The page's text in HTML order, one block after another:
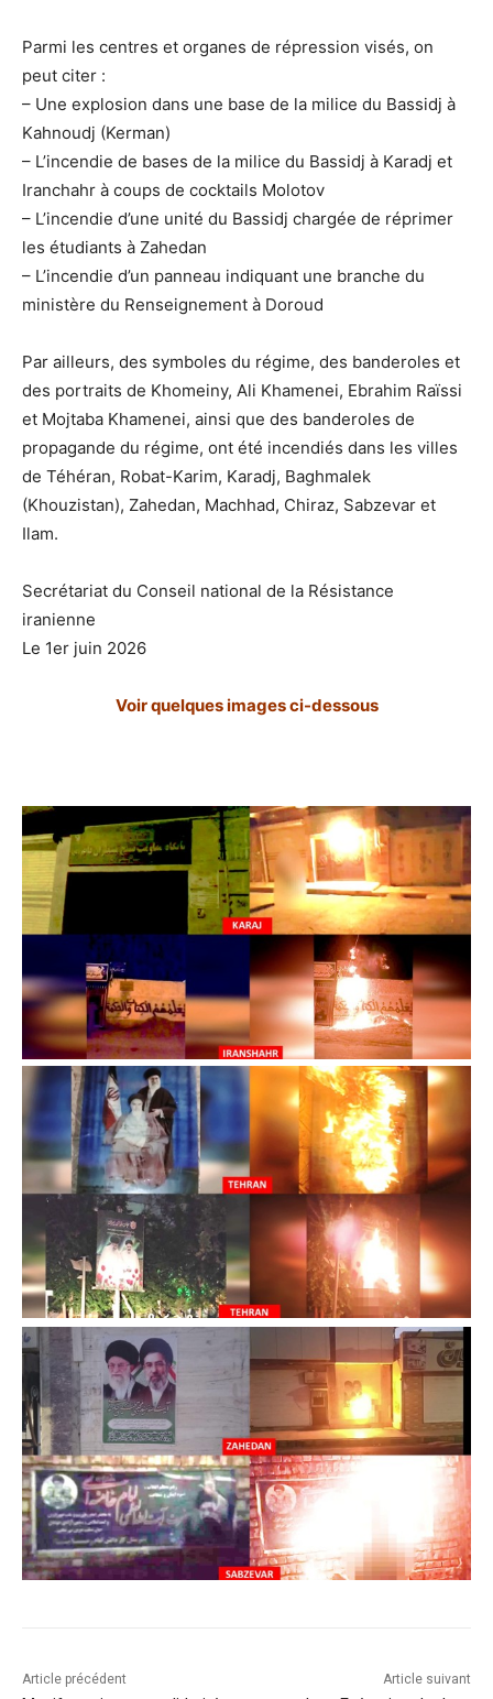
Parmi les centres et organes de répression visés, on
peut citer :
– Une explosion dans une base de la milice du Bassidj à
Kahnoudj (Kerman)
– L’incendie de bases de la milice du Bassidj à Karadj et
Iranchahr à coups de cocktails Molotov
– L’incendie d’une unité du Bassidj chargée de réprimer
les étudiants à Zahedan
– L’incendie d’un panneau indiquant une branche du
ministère du Renseignement à Doroud
Par ailleurs, des symboles du régime, des banderoles et
des portraits de Khomeiny, Ali Khamenei, Ebrahim Raïssi
et Mojtaba Khamenei, ainsi que des banderoles de
propagande du régime, ont été incendiés dans les villes
de Téhéran, Robat-Karim, Karadj, Baghmalek
(Khouzistan), Zahedan, Machhad, Chiraz, Sabzevar et
Ilam.
Secrétariat du Conseil national de la Résistance
iranienne
Le 1er juin 2026
Voir quelques images ci-dessous
Article précédent Article suivant